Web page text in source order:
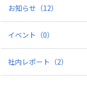
お知らせ （12）
イベント （0）
社内レポート （2）